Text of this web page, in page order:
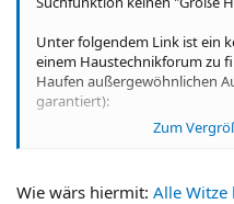
Unter folgendem Link ist ein
einem Haustechnikforum zu
Haufen außergewöhnlichen
garantiert):
Zum
Wie wärs hiermit: Alle Witze